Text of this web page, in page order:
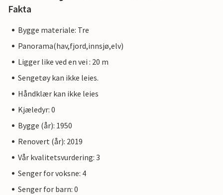
Fakta
Bygge materiale: Tre
Panorama(hav,fjord,innsjø,elv)
Ligger like ved en vei : 20 m
Sengetøy kan ikke leies.
Håndklær kan ikke leies
Kjæledyr: 0
Bygge (år): 1950
Renovert (år): 2019
Vår kvalitetsvurdering: 3
Senger for voksne: 4
Senger for barn: 0